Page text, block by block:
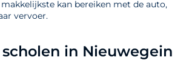
kan bereiken met de auto,
vervoer.
in Nieuwegein